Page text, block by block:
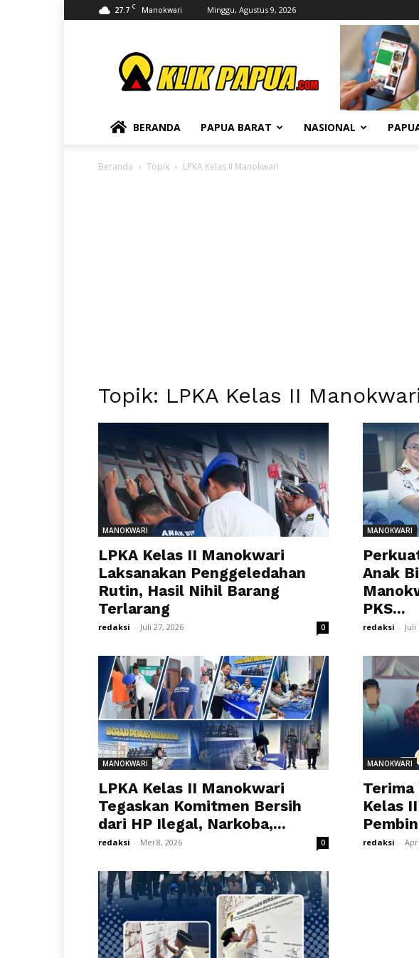
27.7 C Manokwari Minggu, Agustus 9, 2026
BERANDA PAPUA BARAT NASIONAL
Beranda Topik LPKA Kelas II Manokwari
Topik: LPKA Kelas II
MANOKWARI
LPKA Kelas II Manokwari
Laksanakan Penggeledahan
Rutin, Hasil Nihil Barang
Terlarang
redaksi - Juli 27, 2026 0
MANOKWARI
Anak
PKS...
redaksi - Juli
MANOKWARI
LPKA Kelas II Manokwari
Tegaskan Komitmen Bersih
dari HP Ilegal, Narkoba,...
redaksi - Mei 8, 2026 0
MANOKWARI
Terima
Kelas
redaksi -